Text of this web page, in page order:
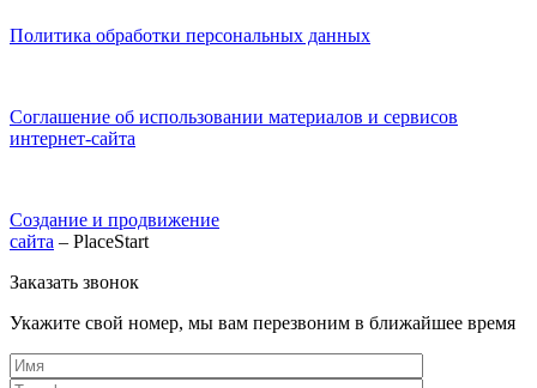
Политика обработки персональных данных
Соглашение об использовании материалов и сервисов
интернет-сайта
Создание и продвижение
сайта – PlaceStart
Заказать звонок
Укажите свой номер, мы вам перезвоним в ближайшее время